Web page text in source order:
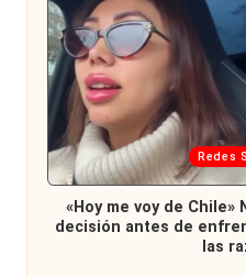
Publicada
en
Redes
«Hoy me voy de Chile»
decisión antes de
las